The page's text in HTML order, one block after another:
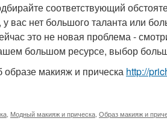
соответствующий
вас нет большого таланта или
это не новая проблема -
большом ресурсе, выбор
макияж и прическа http://
Модный макияж и прическа Образ макияж и